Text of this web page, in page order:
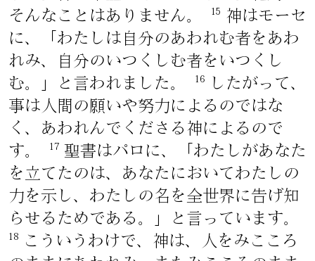
そんなことはありません。
15
神はモーセ
に、「わたしは自分のあわれむ者をあわ
れみ、自分のいつくしむ者をいつくし
む。」と言われました。
16
したがって、
事は人間の願いや努力によるのではな
く、あわれんでくださる神によるので
す。
17 聖書はパロに、「わたしがあなた
を立てたのは、あなたにおいてわたしの
力を示し、わたしの名を全世界に告げ知
らせるためである。」と言っています。
18
こういうわけで、神は、人をみこころ